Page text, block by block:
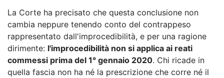
La Corte ha precisato che questa conclusione non
cambia neppure tenendo conto del contrappeso
rappresentato dall'improcedibilità, e per una ragione
dirimente: l'improcedibilità non si applica ai reati
commessi prima del 1° gennaio 2020. Chi ricade in
quella fascia non ha né la prescrizione che corre né il